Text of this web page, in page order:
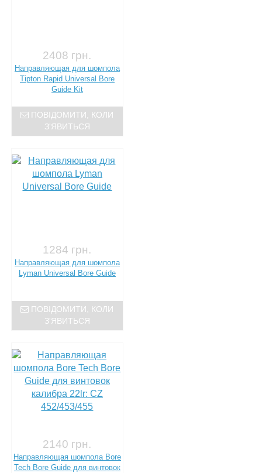
2408 грн.
Направляющая для шомпола
Tipton Rapid Universal Bore
Guide Kit
ПОВІДОМИТИ, КОЛИ
З'ЯВИТЬСЯ
1284 грн.
Направляющая для шомпола
Lyman Universal Bore Guide
ПОВІДОМИТИ, КОЛИ
З'ЯВИТЬСЯ
2140 грн.
Направляющая шомпола Bore
Tech Bore Guide для винтовок